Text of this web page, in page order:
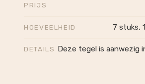
PRIJS
HOEVEELHEID 7 stuks,
DETAILS Deze tegel is aanwezig